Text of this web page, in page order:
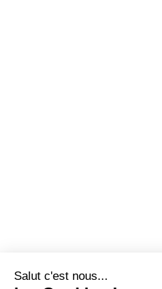
Salut c'est nous...